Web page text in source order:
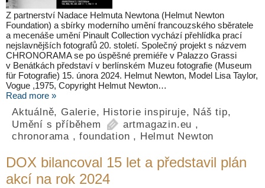
Z partnerství Nadace Helmuta Newtona (Helmut Newton
Foundation) a sbírky moderního umění francouzského sběratele
a mecenáše umění Pinault Collection vychází přehlídka prací
nejslavnějších fotografů 20. století. Společný projekt s názvem
CHRONORAMA se po úspěšné premiéře v Palazzo Grassi
v Benátkách představí v berlínském Muzeu fotografie (Museum
für Fotografie) 15. února 2024. Helmut Newton, Model Lisa Taylor,
Vogue ,1975, Copyright Helmut Newton…
Read more »
Aktuálně, Galerie, Historie inspiruje, Náš tip,
Umění s příběhem
artmagazin.eu ,
chronorama ,foundation , Helmut Newton
DOX bilancoval 15 let a představil plán
akcí na rok 2024